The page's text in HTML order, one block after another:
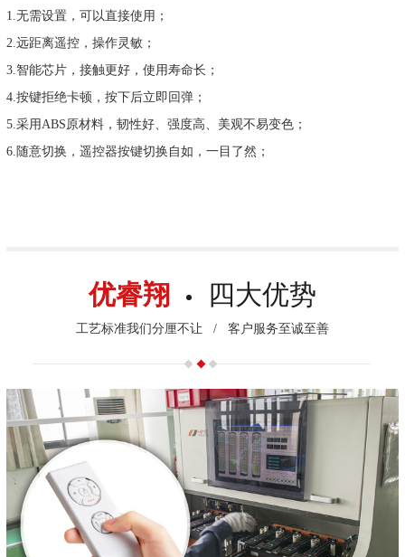
1.无需设置，可以直接使用；
2.远距离遥控，操作灵敏；
3.智能芯片，接触更好，使用寿命长；
4.按键拒绝卡顿，按下后立即回弹；
5.采用ABS原材料，韧性好、强度高、美观不易变色；
6.随意切换，遥控器按键切换自如，一目了然；
优睿翔 四大优势
工艺标准我们分厘不让 / 客户服务至诚至善